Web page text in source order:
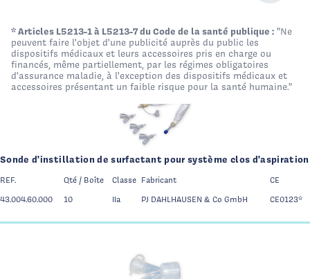
* Articles L5213-1 à L5213-7 du Code de la santé publique : "Ne
peuvent faire l'objet d'une publicité auprès du public les
dispositifs médicaux et leurs accessoires pris en charge ou
financés, même partiellement, par les régimes obligatoires
d'assurance maladie, à l'exception des dispositifs médicaux et
accessoires présentant un faible risque pour la santé humaine."
Illustration de la catégorie
Page 1 - 2 produits affichés
Sonde d'instillation de surfactant pour système clos d'aspiration
REF. Qté / Boîte Classe Fabricant
CE
43.004.60.000
10 IIa PJ DAHLHAUSEN & Co GmbH CE0123*